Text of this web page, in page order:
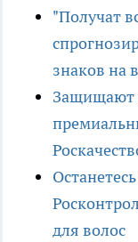
"Получат
знаков на
Защищают
для волос